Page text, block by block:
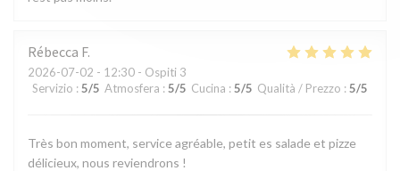
Rébecca F
2026-07-02 - 12:30 - Ospiti 3
Servizio : 5/5 Atmosfera : 5/5 Cucina : 5/5 Qualità / Prezzo : 5/5
Très bon moment, service agréable, petit es salade et pizze
délicieux, nous reviendrons !